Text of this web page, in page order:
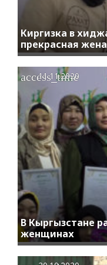
Киргизка в
прекрасная жена
В Кыргызстане
женщинах
access_time
11.11.2020